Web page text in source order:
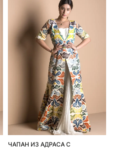
ЧАПАН ИЗ АДРАСА С